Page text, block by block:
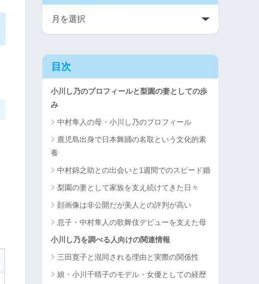
目次
小川し乃のプロフィールと梨園の妻としての歩
み
中村隼人の母・小川し乃のプロフィール
鹿児島出身で日本舞踊の名取という文化的素
養
中村錦之助との出会いと1週間でのスピード婚
梨園の妻として家族を支え続けてきた日々
顔画像は非公開だが美人との評判が高い
息子・中村隼人の歌舞伎デビューを支えた母
小川し乃を調べる人向けの関連情報
三田寛子と混同される理由と実際の関係性
娘・小川千晴子のモデル・女優としての経歴